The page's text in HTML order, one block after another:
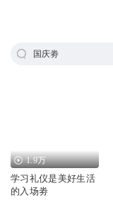
国庆劵
1.9万
学习礼仪是美好生活
的入场劵